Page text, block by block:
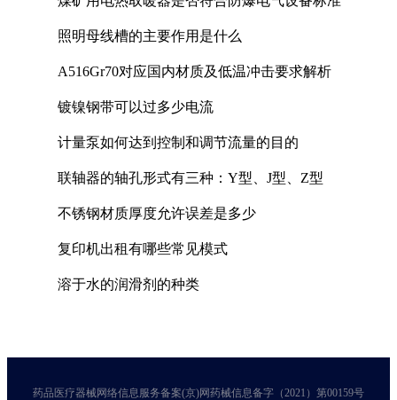
照明母线槽的主要作用是什么
A516Gr70对应国内材质及低温冲击要求解析
镀镍钢带可以过多少电流
计量泵如何达到控制和调节流量的目的
联轴器的轴孔形式有三种：Y型、J型、Z型
不锈钢材质厚度允许误差是多少
复印机出租有哪些常见模式
溶于水的润滑剂的种类
药品医疗器械网络信息服务备案(京)网药械信息备字（2021）第00159号